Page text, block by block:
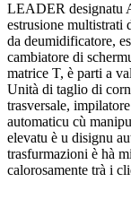
LEADER designatu
estrusione multistrati
da deumidificatore,
cambiatore di
matrice T, è parti a
Unità di taglio di
trasversale,
automaticu cù
elevatu è u disignu
trasfurmazioni è hà
calorosamente trà i